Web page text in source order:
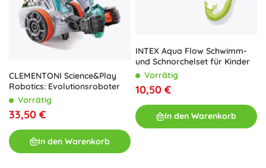
CLEMENTONI Science&Play
Robotics: Evolutionsroboter
Vorrätig
33,50 €
In den Warenkorb
INTEX Aqua Flow Schwimm-
und Schnorchelset für Kinder
Vorrätig
10,50 €
In den Warenkorb